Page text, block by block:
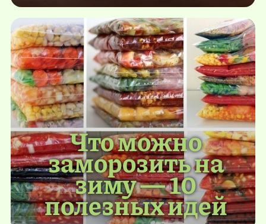
Что можно
заморозить на
зиму — 10
полезных идей